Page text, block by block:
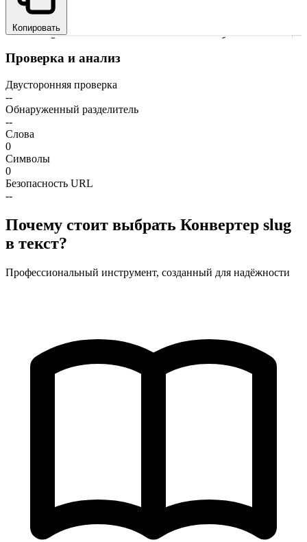
Копировать
Введите слаг для просмотра преобразованного
Проверка и анализ
Двусторонняя проверка
--
Обнаруженный разделитель
--
Слова
0
Символы
0
Безопасность URL
--
Почему стоит выбрать Конвертер slug
в текст?
Профессиональный инструмент, созданный для надёжности